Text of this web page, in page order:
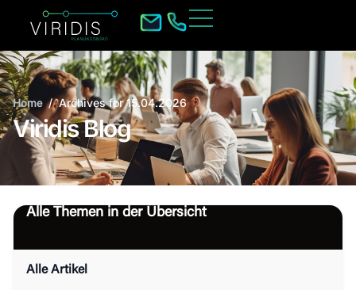
Home/Archives for 15.04.2026
Viridis Blog
Alle Themen in der Übersicht
Alle Artikel